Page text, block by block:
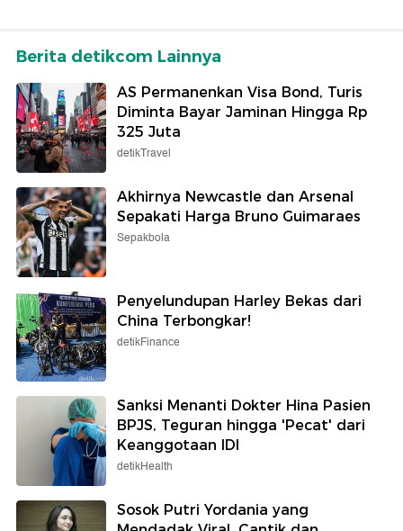
Berita detikcom Lainnya
AS Permanenkan Visa Bond, Turis
Diminta Bayar Jaminan Hingga Rp
325 Juta
detikTravel
Akhirnya Newcastle dan Arsenal
Sepakati Harga Bruno Guimaraes
Sepakbola
Penyelundupan Harley Bekas dari
China Terbongkar!
detikFinance
Sanksi Menanti Dokter Hina Pasien
BPJS, Teguran hingga 'Pecat' dari
Keanggotaan IDI
detikHealth
Sosok Putri Yordania yang